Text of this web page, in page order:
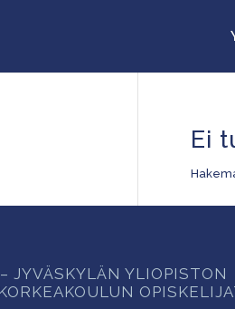
Ei
JYVÄSKYLÄN YLIOPISTON